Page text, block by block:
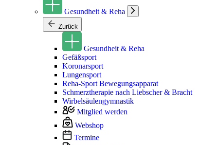
Gesundheit & Reha
Zurück
Gesundheit & Reha
Gefäßsport
Koronarsport
Lungensport
Reha-Sport Bewegungsapparat
Schmerztherapie nach Liebscher & Bracht
Wirbelsäulengymnastik
Mitglied werden
Webshop
Termine